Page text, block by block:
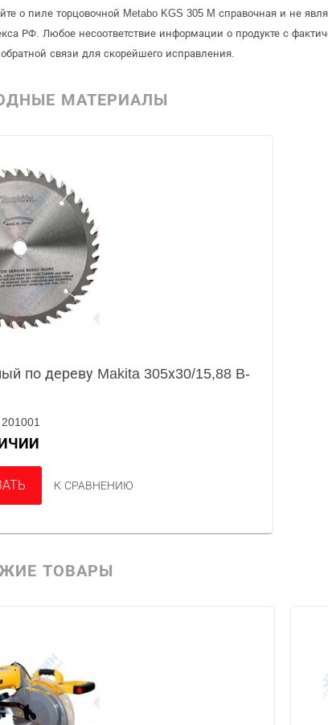
о пиле торцовочной Metabo KGS 305 M справочная и не
РФ. Любое несоответствие информации о продукте с
связи для скорейшего исправления.
МАТЕРИАЛЫ
по дереву Makita 305х30/15,88 B-
К СРАВНЕНИЮ
ТОВАРЫ